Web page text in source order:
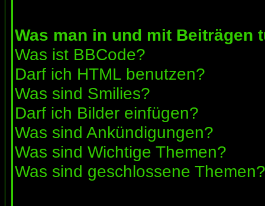
Was man in und mit Beiträgen
Was ist BBCode?
Darf ich HTML benutzen?
Was sind Smilies?
Darf ich Bilder einfügen?
Was sind Ankündigungen?
Was sind Wichtige Themen?
Was sind geschlossene Themen?